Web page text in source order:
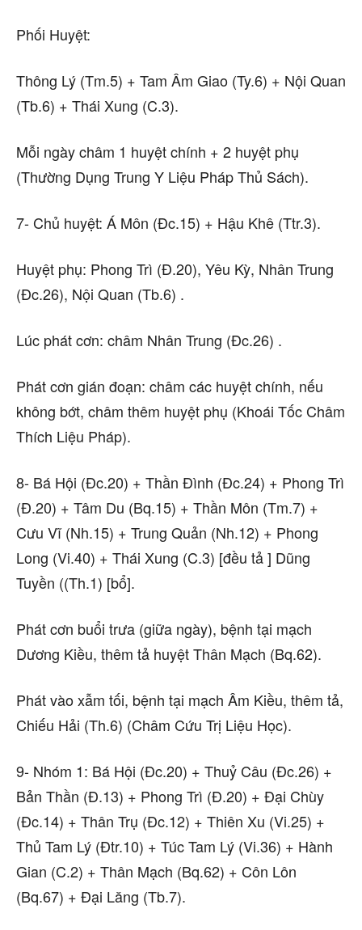
Phối Huyệt:
Thông Lý (Tm.5) + Tam Âm Giao (Ty.6) + Nội Quan
(Tb.6) + Thái Xung (C.3).
Mỗi ngày châm 1 huyệt chính + 2 huyệt phụ
(Thường Dụng Trung Y Liệu Pháp Thủ Sách).
7- Chủ huyệt: Á Môn (Đc.15) + Hậu Khê (Ttr.3).
Huyệt phụ: Phong Trì (Đ.20), Yêu Kỳ, Nhân Trung
(Đc.26), Nội Quan (Tb.6) .
Lúc phát cơn: châm Nhân Trung (Đc.26) .
Phát cơn gián đoạn: châm các huyệt chính, nếu
không bớt, châm thêm huyệt phụ (Khoái Tốc Châm
Thích Liệu Pháp).
8- Bá Hội (Đc.20) + Thần Đình (Đc.24) + Phong Trì
(Đ.20) + Tâm Du (Bq.15) + Thần Môn (Tm.7) +
Cưu Vĩ (Nh.15) + Trung Quản (Nh.12) + Phong
Long (Vi.40) + Thái Xung (C.3) [đều tả ] Dũng
Tuyền ((Th.1) [bổ].
Phát cơn buổi trưa (giữa ngày), bệnh tại mạch
Dương Kiều, thêm tả huyệt Thân Mạch (Bq.62).
Phát vào xẫm tối, bệnh tại mạch Âm Kiều, thêm tả,
Chiếu Hải (Th.6) (Châm Cứu Trị Liệu Học).
9- Nhóm 1: Bá Hội (Đc.20) + Thuỷ Câu (Đc.26) +
Bản Thần (Đ.13) + Phong Trì (Đ.20) + Đại Chùy
(Đc.14) + Thân Trụ (Đc.12) + Thiên Xu (Vi.25) +
Thủ Tam Lý (Đtr.10) + Túc Tam Lý (Vi.36) + Hành
Gian (C.2) + Thân Mạch (Bq.62) + Côn Lôn
(Bq.67) + Đại Lăng (Tb.7).